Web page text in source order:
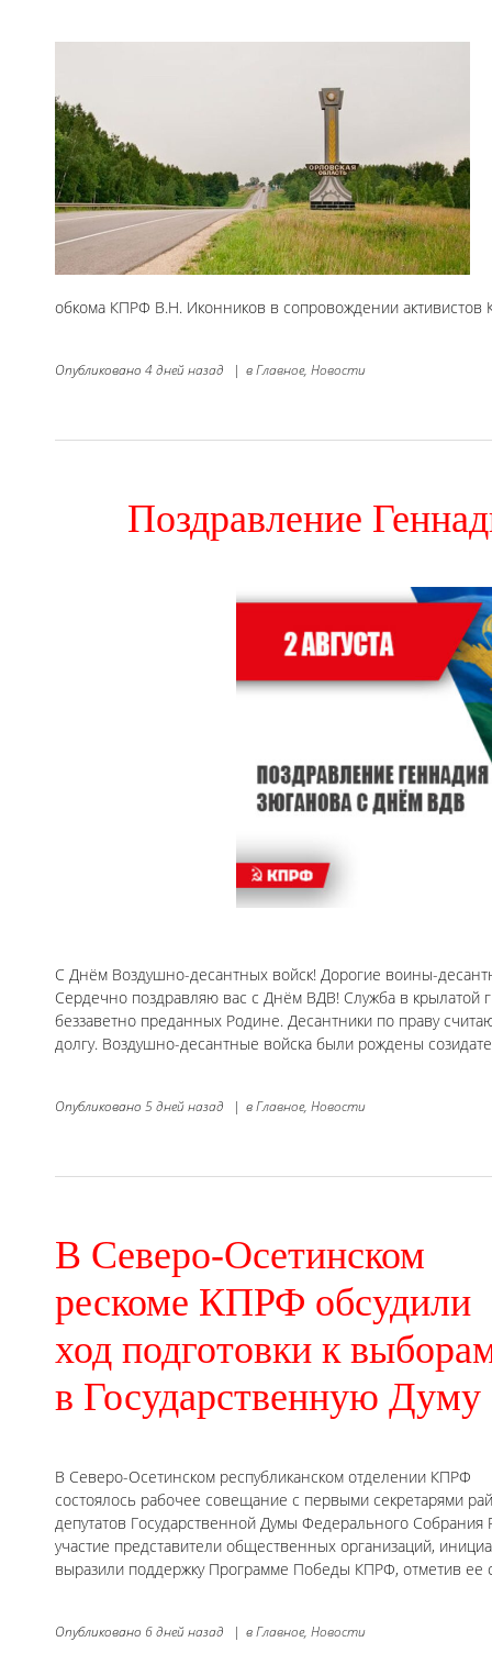
обкома КПРФ В.Н. Иконников в сопровождении
Опубликовано 4 дней назад | вГлавное, Новости
Поздравление
С Днём Воздушно-десантных войск! Дорогие воины-
Сердечно поздравляю вас с Днём ВДВ! Служба в
беззаветно преданных Родине. Десантники по праву
долгу. Воздушно-десантные войска были рождены
Опубликовано 5 дней назад | вГлавное, Новости
В Северо-Осетинском
рескоме КПРФ обсудили
ход подготовки к
в Государственную Думу
В Северо-Осетинском республиканском отделении КПРФ
состоялось рабочее совещание с первыми секретарями
депутатов Государственной Думы Федерального
участие представители общественных организаций,
выразили поддержку Программе Победы КПРФ, отметив ее
Опубликовано 6 дней назад | вГлавное, Новости